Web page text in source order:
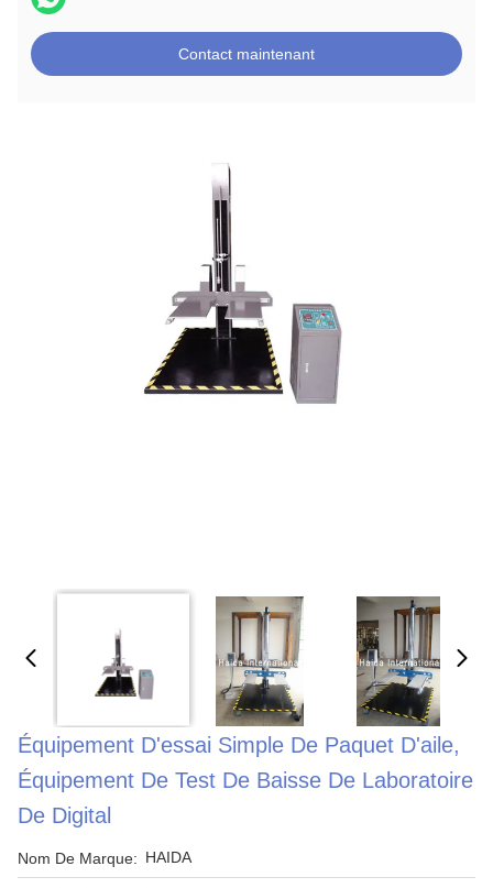
Contact maintenant
Équipement D'essai Simple De Paquet D'aile,
Équipement De Test De Baisse De Laboratoire
De Digital
Nom De Marque: HAIDA